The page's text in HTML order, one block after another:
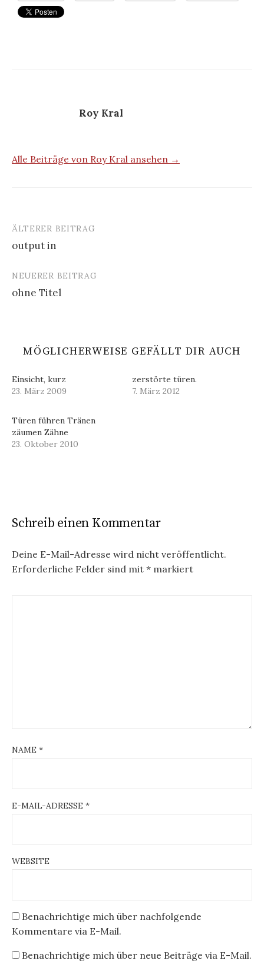
Roy Kral
Alle Beiträge von Roy Kral ansehen →
Beitrags-
Navigation
ÄLTERER BEITRAG
output in
NEUERER BEITRAG
ohne Titel
MÖGLICHERWEISE GEFÄLLT DIR AUCH
Einsicht, kurz
23. März 2009
zerstörte türen.
7. März 2012
Türen führen Tränen
zäumen Zähne
23. Oktober 2010
Schreib einen Kommentar
Deine E-Mail-Adresse wird nicht veröffentlicht.
Erforderliche Felder sind mit * markiert
NAME *
E-MAIL-ADRESSE *
WEBSITE
Benachrichtige mich über nachfolgende
Kommentare via E-Mail.
Benachrichtige mich über neue Beiträge via E-Mail.